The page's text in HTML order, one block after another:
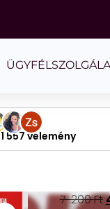
1 557 vélemény
7 .200Ft